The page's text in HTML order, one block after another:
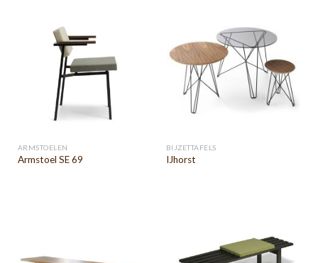
ARMSTOELEN
Armstoel SE 69
BIJZETTAFELS
IJhorst